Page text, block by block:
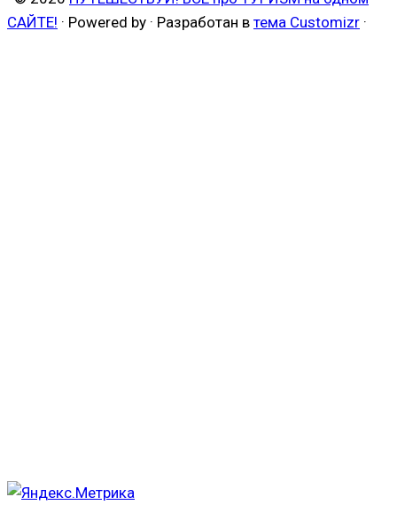
САЙТЕ! · Powered by · Разработан в тема Customizr ·